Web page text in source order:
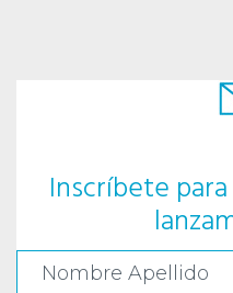
Inscríbete